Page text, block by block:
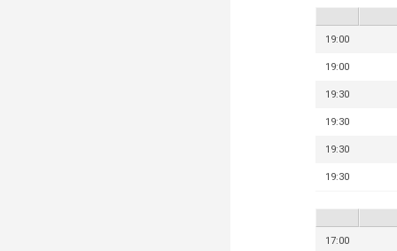
19:00
19:00
19:30
19:30
19:30
19:30
17:00